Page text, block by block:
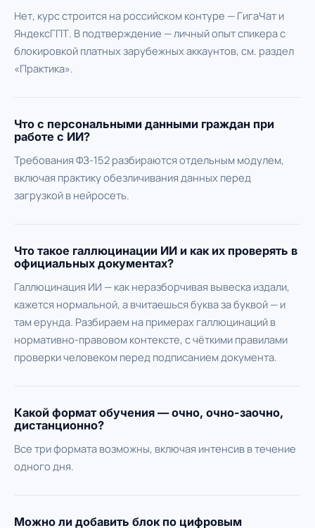
Нет, курс строится на российском контуре — ГигаЧат и
ЯндексГПТ. В подтверждение — личный опыт спикера с
блокировкой платных зарубежных аккаунтов, см. раздел
«Практика».
Что с персональными данными граждан при
работе с ИИ?
Требования ФЗ-152 разбираются отдельным модулем,
включая практику обезличивания данных перед
загрузкой в нейросеть.
Что такое галлюцинации ИИ и как их проверять в
официальных документах?
Галлюцинация ИИ — как неразборчивая вывеска издали,
кажется нормальной, а вчитаешься буква за буквой — и
там ерунда. Разбираем на примерах галлюцинаций в
нормативно-правовом контексте, с чёткими правилами
проверки человеком перед подписанием документа.
Какой формат обучения — очно, очно-заочно,
дистанционно?
Все три формата возможны, включая интенсив в течение
одного дня.
Можно ли добавить блок по цифровым